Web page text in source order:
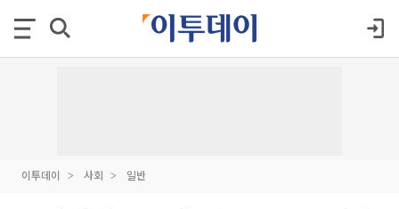
이투데이 사회 일반